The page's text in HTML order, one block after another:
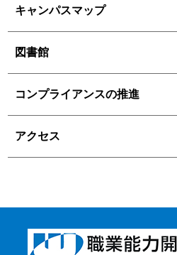
キャンパスマップ
図書館
コンプライアンスの推進
アクセス